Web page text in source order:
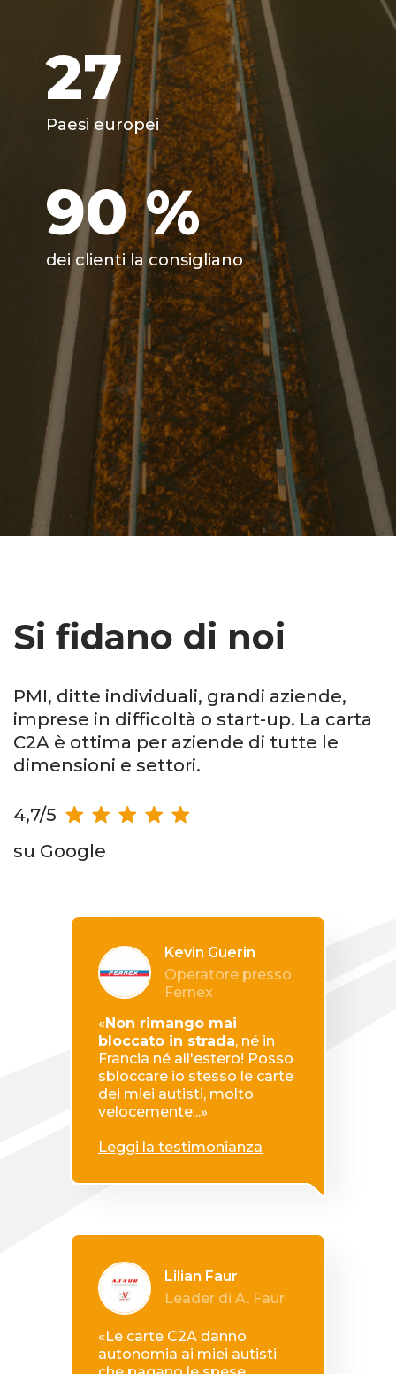
27
Paesi europei
90 %
dei clienti la consigliano
Si fidano di noi
PMI, ditte individuali, grandi aziende,
imprese in difficoltà o start-up. La carta
C2A è ottima per aziende di tutte le
dimensioni e settori.
4,7/5
su Google
Kevin Guerin
Operatore presso
Fernex
«Non rimango mai
bloccato in strada, né in
Francia né all'estero! Posso
sbloccare io stesso le carte
dei miei autisti, molto
velocemente...»
Leggi la testimonianza
Lilian Faur
Leader di A. Faur
«Le carte C2A danno
autonomia ai miei autisti